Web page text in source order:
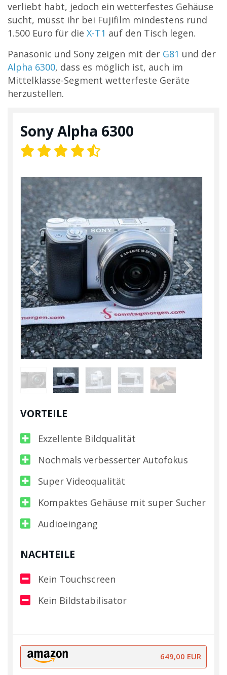
verliebt habt, jedoch ein wetterfestes Gehäuse
sucht, müsst ihr bei Fujifilm mindestens rund
1.500 Euro für die X-T1 auf den Tisch legen.
Panasonic und Sony zeigen mit der G81 und der
Alpha 6300, dass es möglich ist, auch im
Mittelklasse-Segment wetterfeste Geräte
herzustellen.
Sony Alpha 6300
Previous Next
VORTEILE
Exzellente Bildqualität
Nochmals verbesserter Autofokus
Super Videoqualität
Kompaktes Gehäuse mit super Sucher
Audioeingang
NACHTEILE
Kein Touchscreen
Kein Bildstabilisator
649,00 EUR